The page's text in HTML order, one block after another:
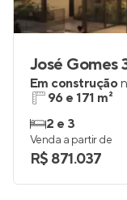
José Gomes
Em construção
96 e 171 m²
2 e 3
Venda a partir de
R$ 871.037